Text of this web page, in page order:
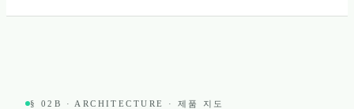
§ 02B · ARCHITECTURE · 제품 지도